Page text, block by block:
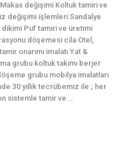
değişimi Koltuk tamiri ve
değişimi işlemleri Sandalye
dikimi Puf tamiri ve üretimi
döşemesi cila Otel,
onarımı imalatı Yat &
grubu koltuk takımı berjer
grubu mobilya imalatları
30 yıllık tecrübemiz ile ; her
sistemle tamir ve...